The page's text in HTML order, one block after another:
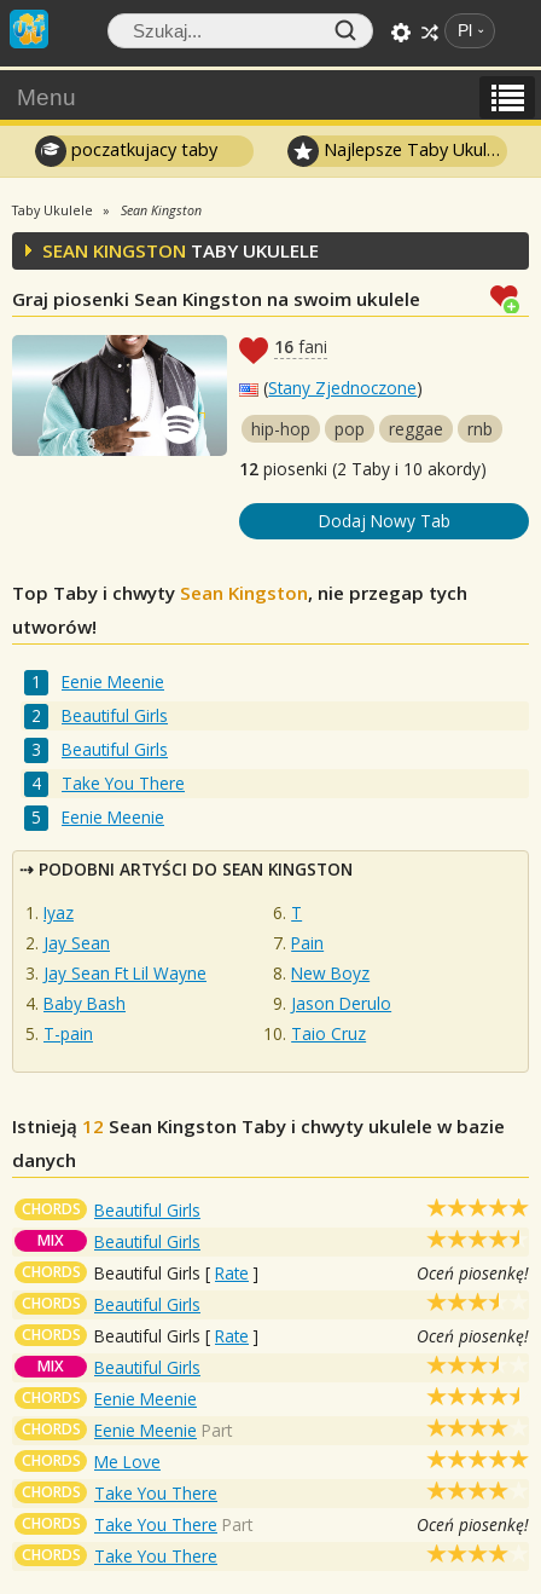
Pl
Menu
poczatkujacy taby Najlepsze Taby Ukulele
Taby Ukulele Sean Kingston
SEAN KINGSTON TABY UKULELE
Graj piosenki Sean Kingston na swoim ukulele
16 fani
(Stany Zjednoczone)
hip-hop
pop reggae
rnb
12 piosenki (2 Taby i 10 akordy)
Dodaj Nowy Tab
Top Taby i chwyty Sean Kingston, nie przegap tych
utworów!
Eenie Meenie
Beautiful Girls
Beautiful Girls
Take You There
Eenie Meenie
PODOBNI ARTYŚCI DO SEAN KINGSTON
Iyaz
Jay Sean
Jay Sean Ft Lil Wayne
Baby Bash
T-pain
T
Pain
New Boyz
Jason Derulo
Taio Cruz
Istnieją 12 Sean Kingston Taby i chwyty ukulele w bazie
danych
CHORDS Beautiful Girls
MIX Beautiful Girls
CHORDS Beautiful Girls [ Rate ] Oceń piosenkę!
CHORDS Beautiful Girls
CHORDS Beautiful Girls [ Rate ] Oceń piosenkę!
MIX Beautiful Girls
CHORDS Eenie Meenie
CHORDS Eenie Meenie Part
CHORDS Me Love
CHORDS Take You There
CHORDS Take You There Part Oceń piosenkę!
CHORDS Take You There